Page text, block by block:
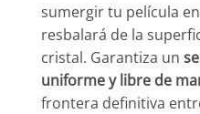
sumergir tu película
resbalará de la
cristal. Garantiza un
uniforme y libre de
frontera definitiva